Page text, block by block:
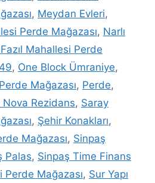
, Meydan Evleri,
Perde Mağazası, Narlı
Mahallesi Perde
, One Block Ümraniye,
Mağazası, Perde,
Nova Rezidans, Saray
, Şehir Konakları,
Mağazası, Sinpaş
Palas, Sinpaş Time Finans
Perde Mağazası, Sur Yapı